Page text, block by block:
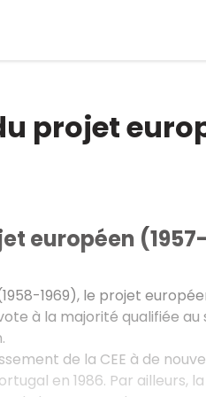
projet
européen
1969), le projet
à la majorité qualifiée
de la CEE à de
en 1986. Par